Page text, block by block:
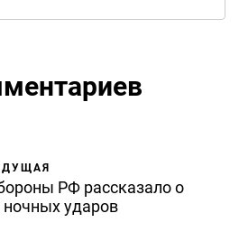
РФ рассказало о
ночных ударов